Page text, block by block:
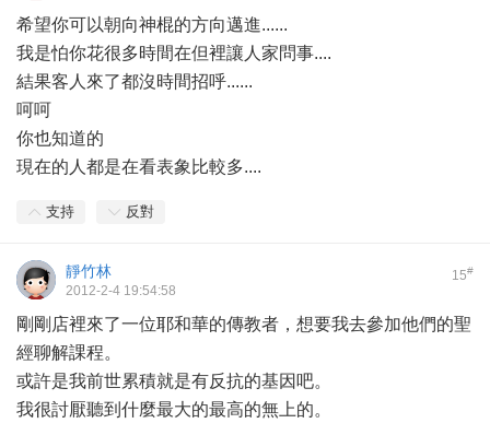
希望你可以朝向神棍的方向邁進......
我是怕你花很多時間在但裡讓人家問事....
結果客人來了都沒時間招呼......
呵呵
你也知道的
現在的人都是在看表象比較多....
支持 反對
15#
靜竹林
2012-2-4 19:54:58
剛剛店裡來了一位耶和華的傳教者，想要我去參加他們的聖
經聊解課程。
或許是我前世累積就是有反抗的基因吧。
我很討厭聽到什麼最大的最高的無上的。